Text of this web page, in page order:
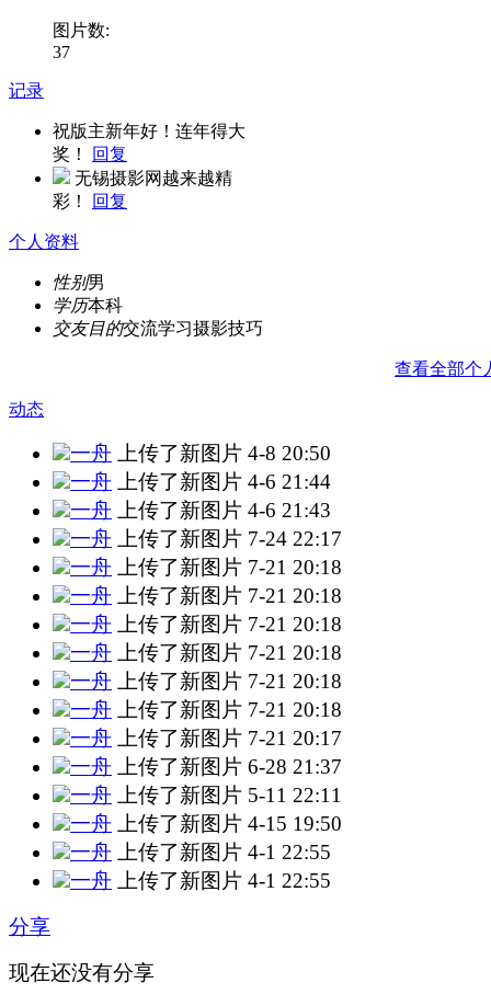
图片数:
37
记录
祝版主新年好！连年得大
奖！
回复
无锡摄影网越来越精
彩！
回复
个人资料
性别男
学历本科
交友目的交流学习摄影技巧
查看全部个
动态
一舟 上传了新图片 4-8 20:50
一舟 上传了新图片 4-6 21:44
一舟 上传了新图片 4-6 21:43
一舟 上传了新图片 7-24 22:17
一舟 上传了新图片 7-21 20:18
一舟 上传了新图片 7-21 20:18
一舟 上传了新图片 7-21 20:18
一舟 上传了新图片 7-21 20:18
一舟 上传了新图片 7-21 20:18
一舟 上传了新图片 7-21 20:18
一舟 上传了新图片 7-21 20:17
一舟 上传了新图片 6-28 21:37
一舟 上传了新图片 5-11 22:11
一舟 上传了新图片 4-15 19:50
一舟 上传了新图片 4-1 22:55
一舟 上传了新图片 4-1 22:55
分享
现在还没有分享